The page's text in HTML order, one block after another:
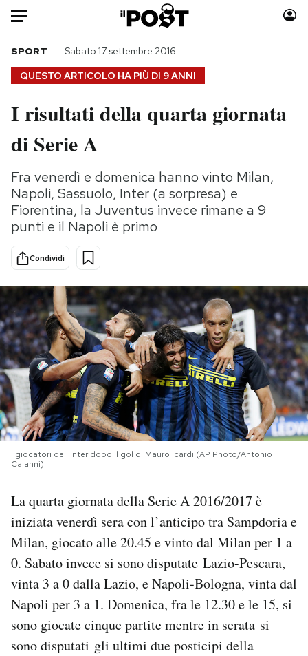
Auto
HOME
Italia
Politica
Tecnologia
Internet
Scienza
Cultura
Economia
Moda
Storie/Idee
Ok Boomer!
Media
PODCAST
NEWSLETTER
I MIEI PREFERITI
SHOP
CALENDARIO
AREA PERSONALE
Area Personale
Newsletter
Notifiche mobile
Regala il Post
QUESTO ARTICOLO HA PIÙ DI 9 ANNI
SPORT Sabato 17 settembre 2016
I risultati della quarta giornata
di Serie A
Fra venerdì e domenica hanno vinto Milan,
Napoli, Sassuolo, Inter (a sorpresa) e
Fiorentina, la Juventus invece rimane a 9
punti e il Napoli è primo
Condividi
I giocatori dell'Inter dopo il gol di Mauro Icardi (AP Photo/Antonio
Calanni)
La quarta giornata della Serie A 2016/2017 è
iniziata venerdì sera con l’anticipo tra Sampdoria e
Milan, giocato alle 20.45 e vinto dal Milan per 1 a
0. Sabato invece si sono disputate Lazio-Pescara,
vinta 3 a 0 dalla Lazio, e Napoli-Bologna, vinta dal
Napoli per 3 a 1. Domenica, fra le 12.30 e le 15, si
sono giocate cinque partite mentre in serata si
sono disputati gli ultimi due posticipi della